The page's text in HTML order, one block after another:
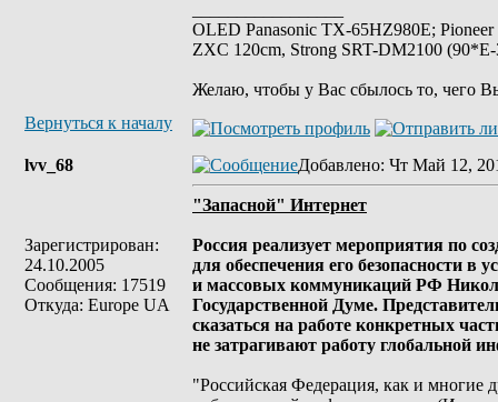
OLED Panasonic TX-65HZ980E;
ZXC 120cm, Strong SRT-DM2100
Желаю, чтобы у Вас сбылось то, чего
Вернуться к началу
lvv_68
Зарегистрирован:
24.10.2005
Сообщения: 17519
Откуда: Europe UA
Добавлено: Чт Май 12,
"Запасной" Интернет
Россия реализует мероприятия по
для обеспечения его безопасности
и массовых коммуникаций РФ
Государственной Думе.
сказаться на работе конкретных
не затрагивают работу глобальной
"Российская Федерация, как и многие